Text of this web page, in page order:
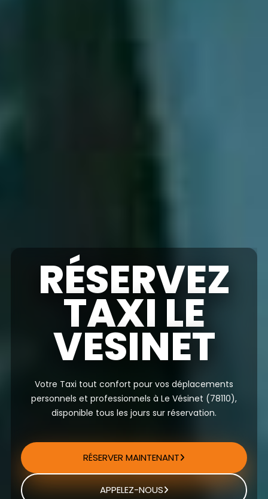
RÉSERVEZ
TAXI LE
VESINET
Votre Taxi tout confort pour vos déplacements
personnels et professionnels à Le Vésinet (78110),
disponible tous les jours sur réservation.
RÉSERVER MAINTENANT
APPELEZ-NOUS